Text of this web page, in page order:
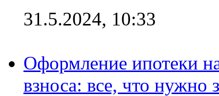
31.5.2024, 10:33
Оформление ипотеки
взноса: все, что нужно